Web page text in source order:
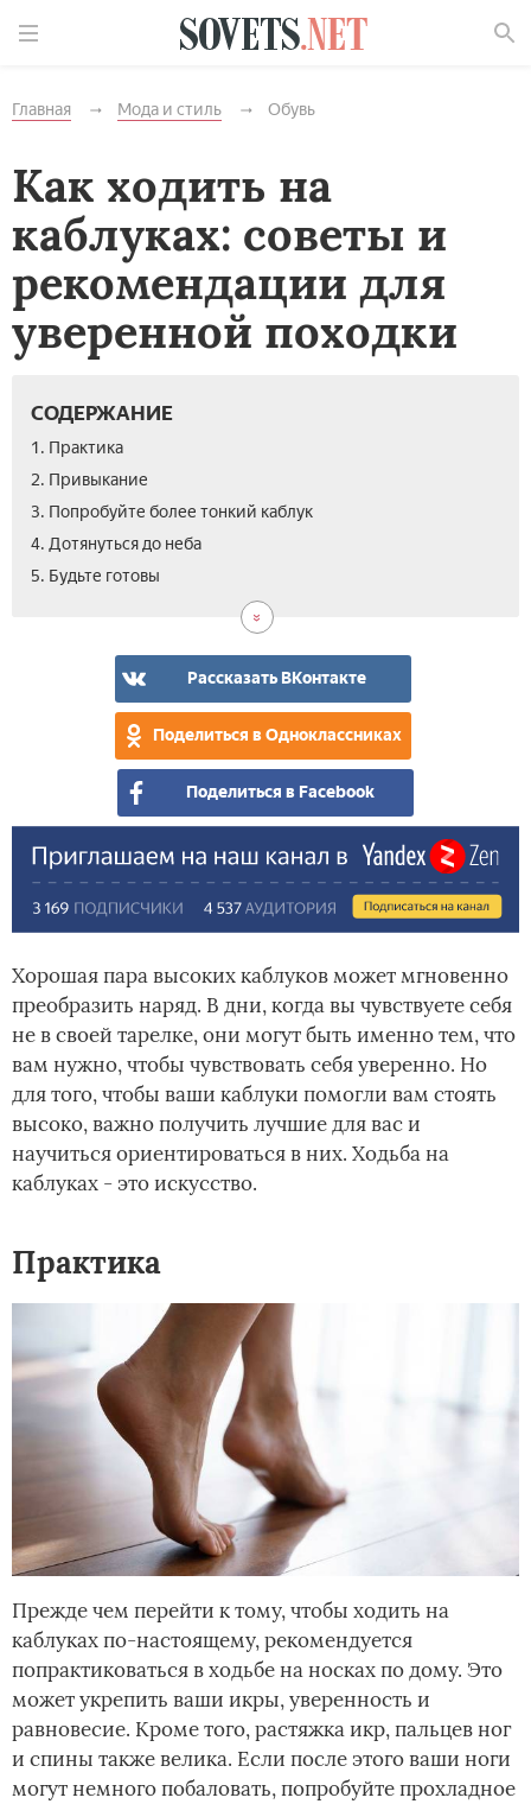
Главная Мода и стиль Обувь
Как ходить на
каблуках: советы и
рекомендации для
уверенной походки
СОДЕРЖАНИЕ
1. Практика
2. Привыкание
3. Попробуйте более тонкий каблук
4. Дотянуться до неба
5. Будьте готовы
Рассказать ВКонтакте
Поделиться в Одноклассниках
Поделиться в Facebook
Хорошая пара высоких каблуков может мгновенно
преобразить наряд. В дни, когда вы чувствуете себя
не в своей тарелке, они могут быть именно тем, что
вам нужно, чтобы чувствовать себя уверенно. Но
для того, чтобы ваши каблуки помогли вам стоять
высоко, важно получить лучшие для вас и
научиться ориентироваться в них. Ходьба на
каблуках - это искусство.
Практика
Прежде чем перейти к тому, чтобы ходить на
каблуках по-настоящему, рекомендуется
попрактиковаться в ходьбе на носках по дому. Это
может укрепить ваши икры, уверенность и
равновесие. Кроме того, растяжка икр, пальцев ног
и спины также велика. Если после этого ваши ноги
могут немного побаловать, попробуйте прохладное